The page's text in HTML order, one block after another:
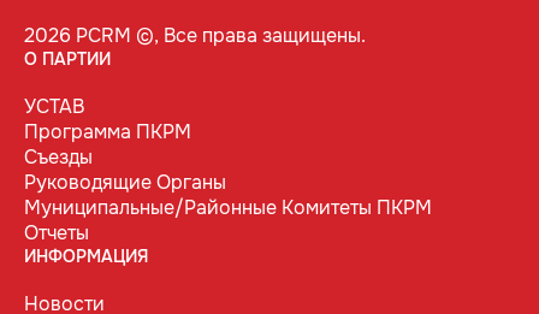
2026 PCRM ©, Все права защищены.
О ПАРТИИ
УСТАВ
Программа ПКРМ
Съезды
Руководящие Органы
Муниципальные/Районные Комитеты ПКРМ
Отчеты
ИНФОРМАЦИЯ
Новости